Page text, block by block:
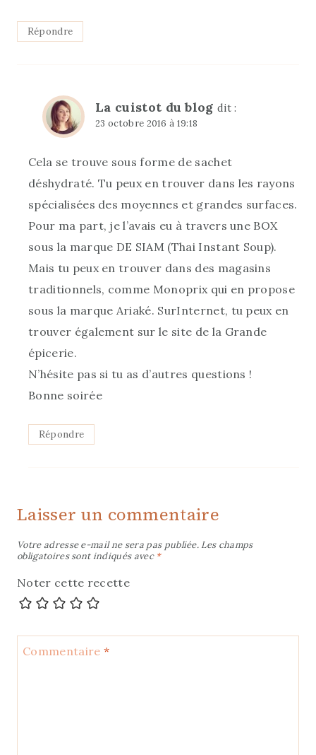
Répondre
La cuistot du blog dit :
23 octobre 2016 à 19:18
Cela se trouve sous forme de sachet
déshydraté. Tu peux en trouver dans les rayons
spécialisées des moyennes et grandes surfaces.
Pour ma part, je l’avais eu à travers une BOX
sous la marque DE SIAM (Thai Instant Soup).
Mais tu peux en trouver dans des magasins
traditionnels, comme Monoprix qui en propose
sous la marque Ariaké. SurInternet, tu peux en
trouver également sur le site de la Grande
épicerie.
N’hésite pas si tu as d’autres questions !
Bonne soirée
Répondre
Laisser un commentaire
Votre adresse e-mail ne sera pas publiée. Les champs
obligatoires sont indiqués avec *
Noter cette recette
Commentaire *